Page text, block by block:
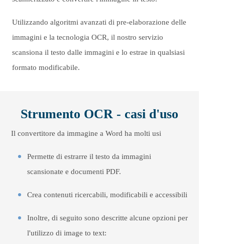
Utilizzando algoritmi avanzati di pre-elaborazione delle
immagini e la tecnologia OCR, il nostro servizio
scansiona il testo dalle immagini e lo estrae in qualsiasi
formato modificabile.
Strumento OCR - casi d'uso
Il convertitore da immagine a Word ha molti usi
Permette di estrarre il testo da immagini
scansionate e documenti PDF.
Crea contenuti ricercabili, modificabili e accessibili
Inoltre, di seguito sono descritte alcune opzioni per
l'utilizzo di image to text: